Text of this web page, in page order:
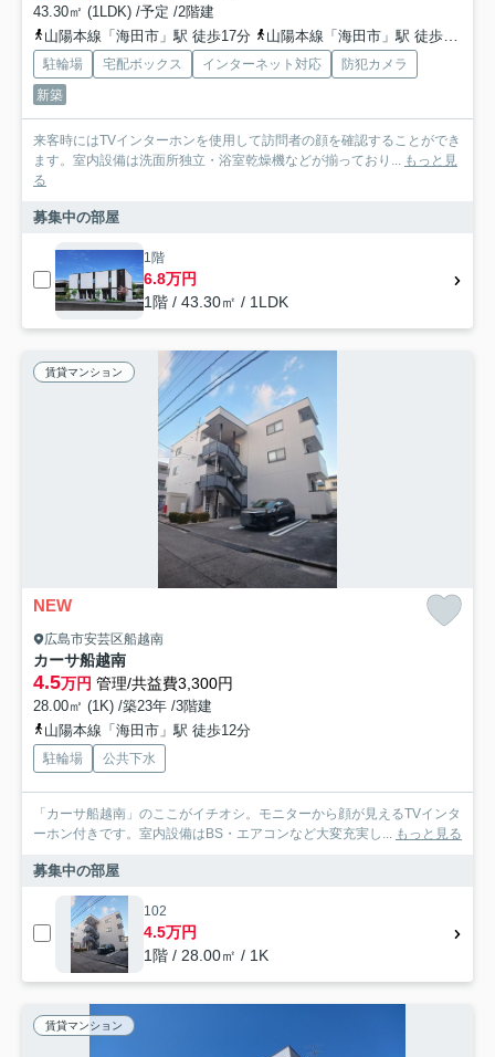
43.30㎡ (1LDK) /予定 /2階建
山陽本線「海田市」駅 徒歩17分
山陽本線「海田市」駅 徒歩21分
駐輪場 宅配ボックス インターネット対応
防犯カメラ
新築
来客時にはTVインターホンを使用して訪問者の顔を確認することができ
ます。室内設備は洗面所独立・浴室乾燥機などが揃っており...
もっと見
る
募集中の部屋
1階
6.8万円
1階 / 43.30㎡ / 1LDK
賃貸マンション
NEW
広島市安芸区船越南
カーサ船越南
4.5万円 管理/共益費3,300円
28.00㎡ (1K) /築23年 /3階建
山陽本線「海田市」駅 徒歩12分
駐輪場 公共下水
「カーサ船越南」のここがイチオシ。モニターから顔が見えるTVインタ
ーホン付きです。室内設備はBS・エアコンなど大変充実し...
もっと見る
募集中の部屋
102
4.5万円
1階 / 28.00㎡ / 1K
賃貸マンション